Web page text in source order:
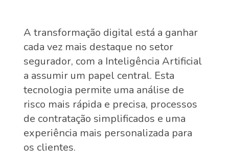
A transformação digital está a ganhar
cada vez mais destaque no setor
segurador, com a Inteligência Artificial
a assumir um papel central. Esta
tecnologia permite uma análise de
risco mais rápida e precisa, processos
de contratação simplificados e uma
experiência mais personalizada para
os clientes.